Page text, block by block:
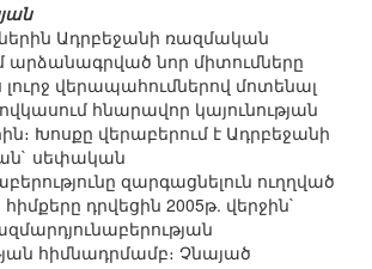
Ադրբեջանի ռազմական
արձանագրված նոր միտումները
լուրջ վերապահումներով մոտենալ
հնարավոր կայունության
Խոսքը վերաբերում է Ադրբեջանի
սեփական
զարգացնելուն ուղղված
հիմքերը դրվեցին 2005թ. վերջին`
հիմնադրմամբ։ Չնայած